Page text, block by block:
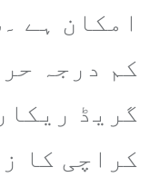
امکان ہے
گریڈ
کراچی کا